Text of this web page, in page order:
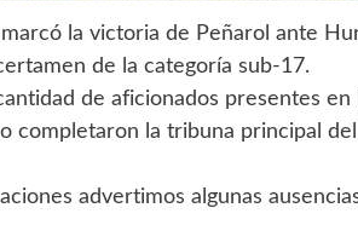
la victoria de Peñarol ante
de la categoría sub-17.
de aficionados presentes en
completaron la tribuna principal
advertimos algunas